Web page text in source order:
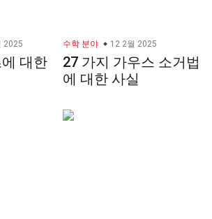
2025
대한
수학 분야 12 2월 2025
27 가지 가우스 소거법
에 대한 사실